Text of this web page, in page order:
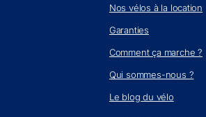
Nos vélos à la location
Garanties
Comment ça marche ?
Qui sommes-nous ?
Le blog du vélo